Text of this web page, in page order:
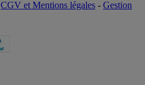
CGV et Mentions légales - Gestion